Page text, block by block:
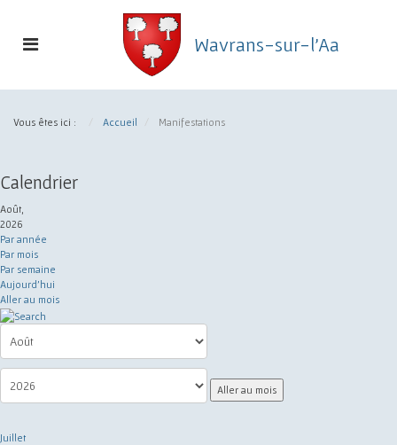
Toggle navigation Wavrans-sur-l'Aa
Commune de Wavrans-sur-l'Aa
Vous êtes ici : Accueil Manifestations
Calendrier
Août,
2026
Par année
Par mois
Par semaine
Aujourd'hui
Aller au mois
Aller au mois
Juillet